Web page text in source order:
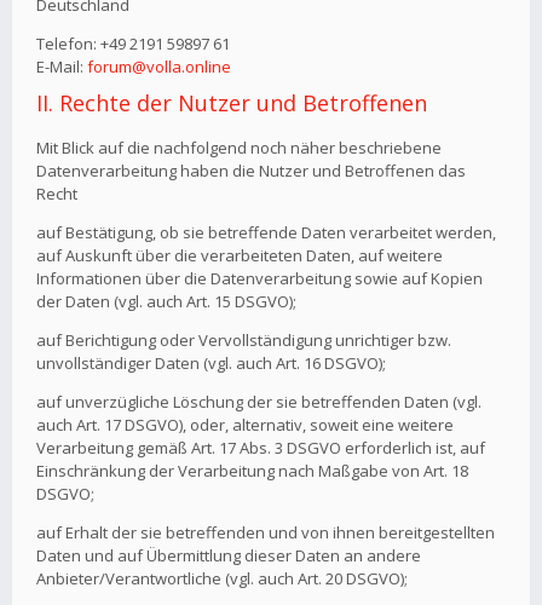
Deutschland
Telefon: +49 2191 59897 61
E-Mail: forum@volla.online
II. Rechte der Nutzer und Betroffenen
Mit Blick auf die nachfolgend noch näher beschriebene
Datenverarbeitung haben die Nutzer und Betroffenen das
Recht
auf Bestätigung, ob sie betreffende Daten verarbeitet werden,
auf Auskunft über die verarbeiteten Daten, auf weitere
Informationen über die Datenverarbeitung sowie auf Kopien
der Daten (vgl. auch Art. 15 DSGVO);
auf Berichtigung oder Vervollständigung unrichtiger bzw.
unvollständiger Daten (vgl. auch Art. 16 DSGVO);
auf unverzügliche Löschung der sie betreffenden Daten (vgl.
auch Art. 17 DSGVO), oder, alternativ, soweit eine weitere
Verarbeitung gemäß Art. 17 Abs. 3 DSGVO erforderlich ist, auf
Einschränkung der Verarbeitung nach Maßgabe von Art. 18
DSGVO;
auf Erhalt der sie betreffenden und von ihnen bereitgestellten
Daten und auf Übermittlung dieser Daten an andere
Anbieter/Verantwortliche (vgl. auch Art. 20 DSGVO);